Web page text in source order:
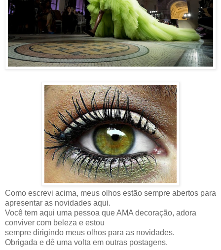
Como escrevi acima, meus olhos estão sempre abertos para
apresentar as novidades aqui.
Você tem aqui uma pessoa que AMA decoração, adora
conviver com beleza e estou
sempre dirigindo meus olhos para as novidades.
Obrigada e dê uma volta em outras postagens.